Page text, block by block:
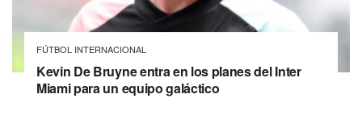
FÚTBOL INTERNACIONAL
Kevin De Bruyne entra en los planes del Inter
Miami para un equipo galáctico